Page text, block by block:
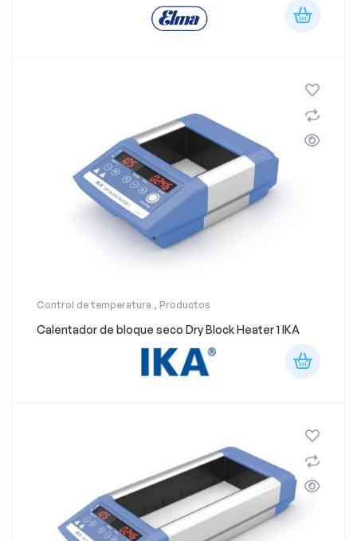
Control de temperatura , Productos
Calentador de bloque seco Dry Block Heater 1 IKA